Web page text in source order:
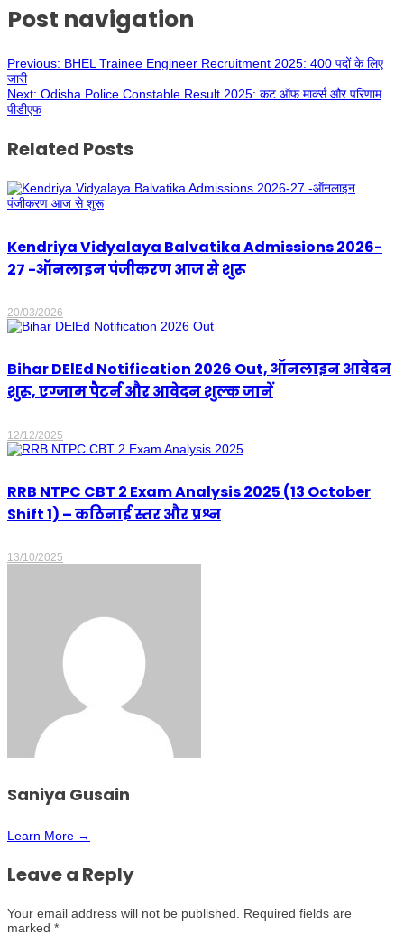
Post navigation
Previous: BHEL Trainee Engineer Recruitment 2025: 400 पदों के लिए
जारी
Next: Odisha Police Constable Result 2025: कट ऑफ मार्क्स और परिणाम
पीडीएफ
Related Posts
Kendriya Vidyalaya Balvatika Admissions 2026-
27 -ऑनलाइन पंजीकरण आज से शुरू
20/03/2026
Bihar DElEd Notification 2026 Out, ऑनलाइन आवेदन
शुरू, एग्जाम पैटर्न और आवेदन शुल्क जानें
12/12/2025
RRB NTPC CBT 2 Exam Analysis 2025 (13 October
Shift 1) – कठिनाई स्तर और प्रश्न
13/10/2025
Saniya Gusain
Learn More →
Leave a Reply
Your email address will not be published. Required fields are
marked *